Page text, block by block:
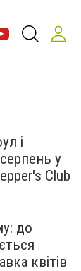
і
у
Club
до
квітів